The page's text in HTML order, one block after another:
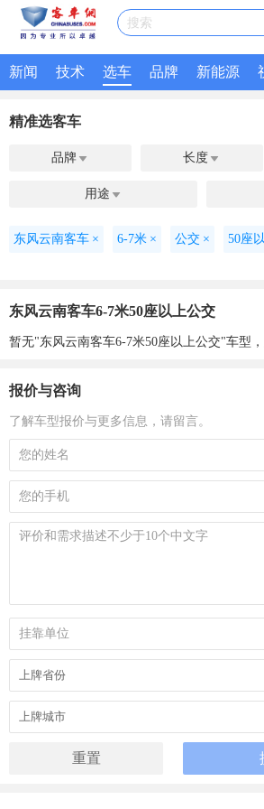
搜索
新闻 技术 选车 品牌 新能源
精准选客车
品牌  长度 
用途 
东风云南客车 × 6-7米 × 公交 × 50座
东风云南客车6-7米50座以上公交
暂无"东风云南客车6-7米50座以上公交"车型
报价与咨询
了解车型报价与更多信息，请留言。